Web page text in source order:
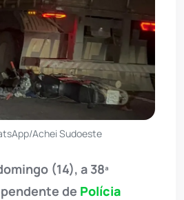
Achei Sudoeste
(14), a 38ª
de Polícia